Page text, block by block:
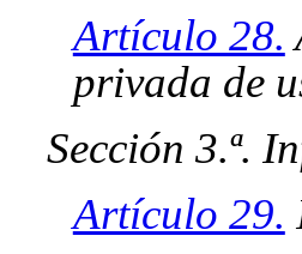
Artículo 28.
privada de
Sección 3.ª.
Artículo 29.